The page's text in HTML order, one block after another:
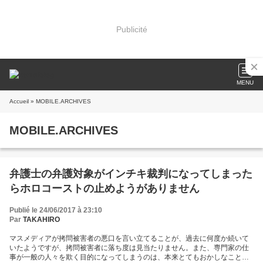
Publicité
MENU
Accueil » MOBILE.ARCHIVES
MOBILE.ARCHIVES
弁護士の弁護対象がインチキ裁判になってしまった
らホロコーストの止めようがありません
Publié le 24/06/2017 à 23:10
Par TAKAHIRO
マスメディアが拷問被害者の悪口を言い立てることが、過去に何度か続いて
いたようですが、拷問被害者に落ち度は見当たりません。また、専門家の仕
事が一般の人々を欺く目的になってしまうのは、本来とてもおかしなことで